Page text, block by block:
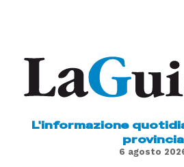
L'informazione
provincia
6 agosto